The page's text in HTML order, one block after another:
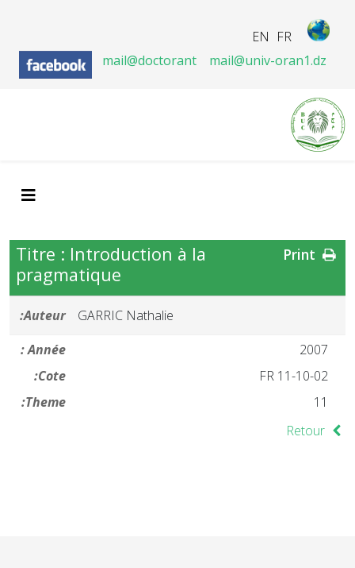
FR
EN
mail@doctorant
mail@univ-oran1.dz
Titre : Introduction à la
pragmatique
Auteur:
GARRIC Nathalie
Année :
2007
Cote:
FR 11-10-02
Theme:
11
Retour